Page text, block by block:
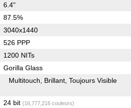
6.4"
87.5%
3040x1440
526 PPP
1200 NITs
Gorilla Glass
Multitouch Brillant Toujours Visible
24 bit (16,777,216 couleurs)